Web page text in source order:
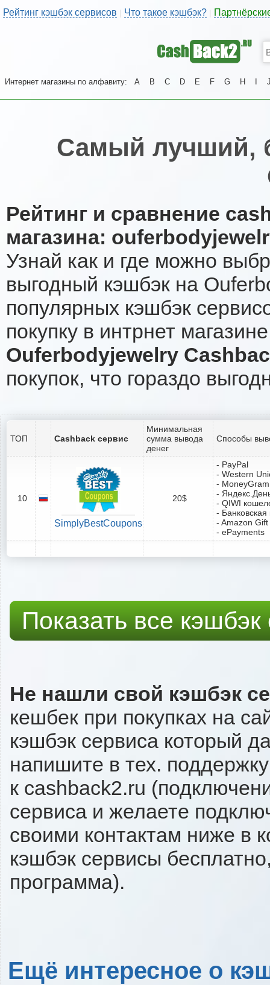
Рейтинг кэшбэк сервисов | Что такое кэшбэк?
Интернет магазины по алфавиту: A B C D E F G H
Самый лучший,
Рейтинг и сравнение
магазина:
Узнай как и где можно
выгодный кэшбэк на
популярных кэшбэк
покупку в интрнет
Ouferbodyjewelry
покупок, что гораздо
ТОП Cashback сервис
Минимальная
сумма вывода
денег
Способы
10
SimplyBestCoupons
20$
- PayPal
- Western
- MoneyGram
-
- QIWI
-
- Amazon
- ePayments
Показать все
Не нашли свой кэшбэк
кешбек при покупках на
кэшбэк сервиса который
напишите в тех.
к cashback2.ru
сервиса и желаете
своими контактам ниже в
кэшбэк сервисы
программа).
Ещё интересное о